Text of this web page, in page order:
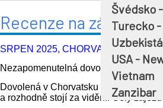
Švédsko
Turecko
USA -
Vietnam
Zanzibar
Recenze na zájezd,
SRPEN 2025, CHORVATSKO,
Nezapomenutelná dovolená v
Dovolená v Chorvatsku byla pro nás
a rozhodně stojí za vidění. Celý